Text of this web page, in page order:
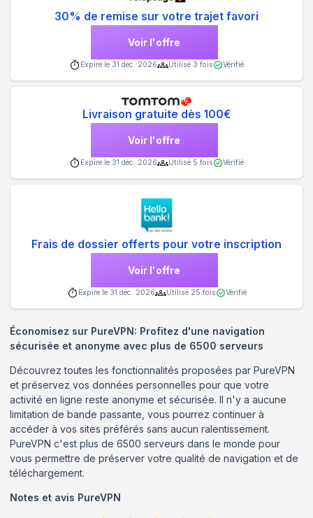
30% de remise sur votre trajet favori
Voir l'offre
Expire le 31 déc. 2026 Utilisé 3 fois Vérifié
Livraison gratuite dès 100€
Voir l'offre
Expire le 31 déc. 2026 Utilisé 5 fois Vérifié
Frais de dossier offerts pour votre inscription
Voir l'offre
Expire le 31 déc. 2026 Utilisé 25 fois Vérifié
Économisez sur PureVPN: Profitez d'une navigation
sécurisée et anonyme avec plus de 6500 serveurs
Découvrez toutes les fonctionnalités proposées par PureVPN
et préservez vos données personnelles pour que votre
activité en ligne reste anonyme et sécurisée. Il n'y a aucune
limitation de bande passante, vous pourrez continuer à
accéder à vos sites préférés sans aucun ralentissement.
PureVPN c'est plus de 6500 serveurs dans le monde pour
vous permettre de préserver votre qualité de navigation et de
téléchargement.
Notes et avis PureVPN